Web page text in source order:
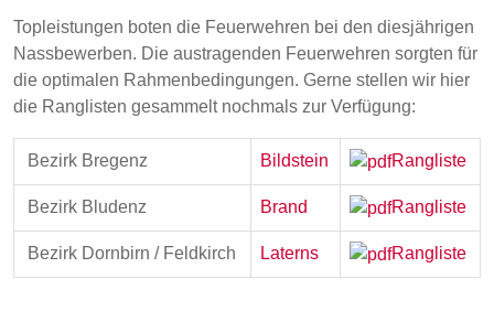
Topleistungen boten die Feuerwehren bei den diesjährigen
Nassbewerben. Die austragenden Feuerwehren sorgten für
die optimalen Rahmenbedingungen. Gerne stellen wir hier
die Ranglisten gesammelt nochmals zur Verfügung:
Bezirk Bregenz Bildstein Rangliste
Bezirk Bludenz Brand Rangliste
Bezirk Dornbirn / Feldkirch Laterns Rangliste